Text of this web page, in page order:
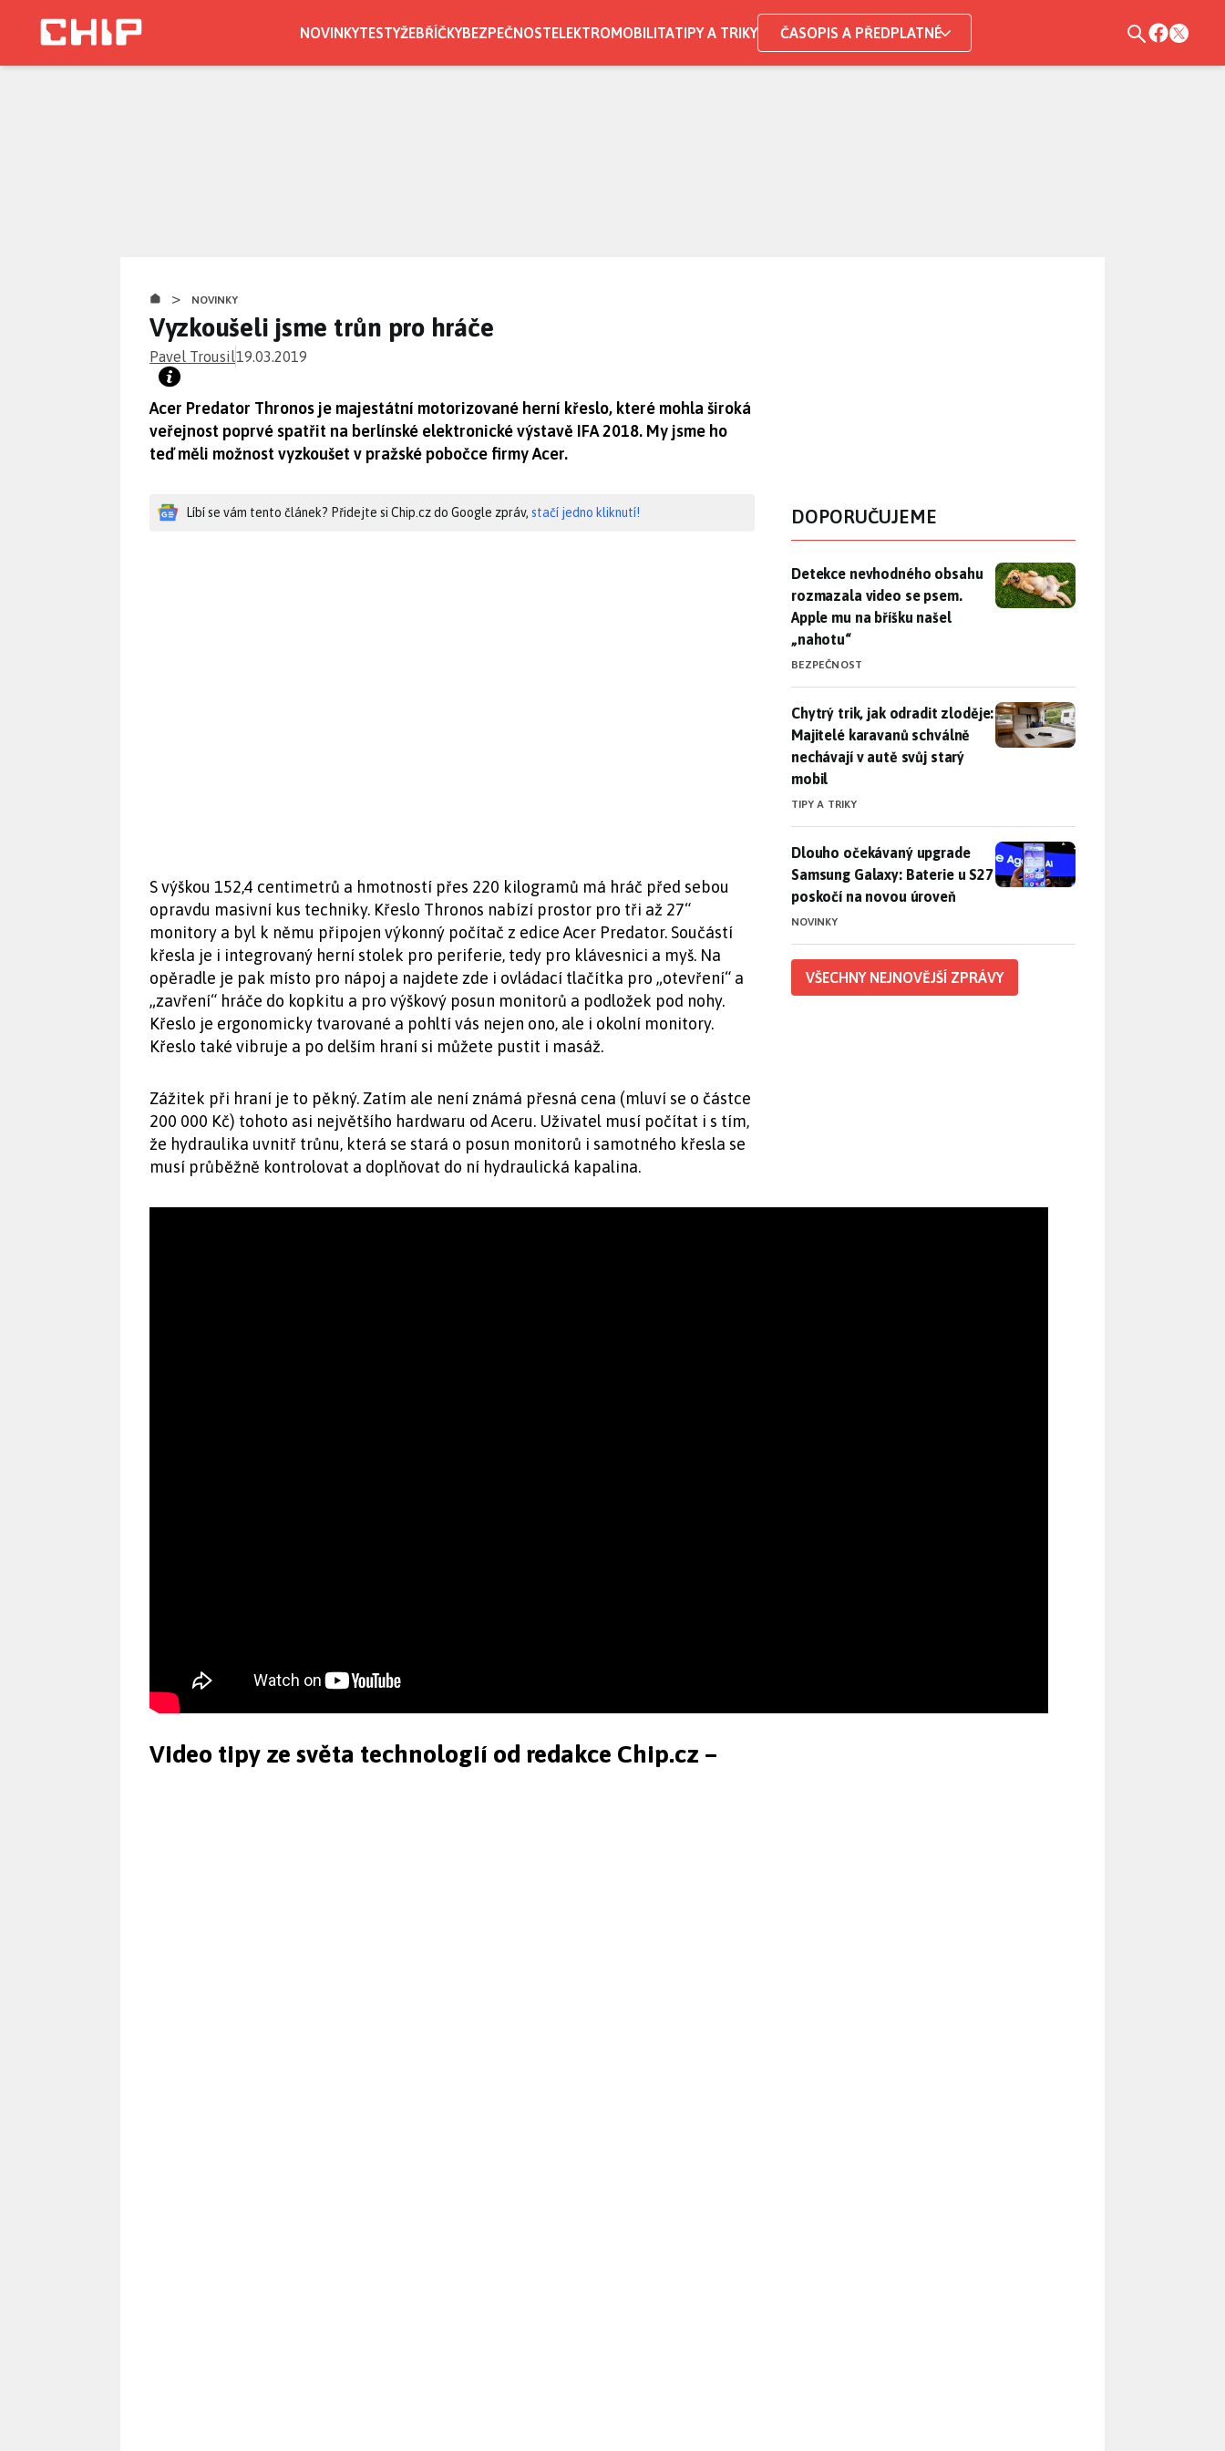
NOVINKYTESTYŽEBŘÍČKYBEZPEČNOSTELEKTROMOBILITATIPY A TRIKY ČASOPIS A PŘEDPLATNÉ
> NOVINKY
Vyzkoušeli jsme trůn pro hráče
Pavel Trousil19.03.2019
Acer Predator Thronos je majestátní motorizované herní křeslo, které mohla široká
veřejnost poprvé spatřit na berlínské elektronické výstavě IFA 2018. My jsme ho
teď měli možnost vyzkoušet v pražské pobočce firmy Acer.
Líbí se vám tento článek? Přidejte si Chip.cz do Google zpráv, stačí jedno kliknutí!
S výškou 152,4 centimetrů a hmotností přes 220 kilogramů má hráč před sebou
opravdu masivní kus techniky. Křeslo Thronos nabízí prostor pro tři až 27“
monitory a byl k němu připojen výkonný počítač z edice Acer Predator. Součástí
křesla je i integrovaný herní stolek pro periferie, tedy pro klávesnici a myš. Na
opěradle je pak místo pro nápoj a najdete zde i ovládací tlačítka pro „otevření“ a
„zavření“ hráče do kopkitu a pro výškový posun monitorů a podložek pod nohy.
Křeslo je ergonomicky tvarované a pohltí vás nejen ono, ale i okolní monitory.
Křeslo také vibruje a po delším hraní si můžete pustit i masáž.
Zážitek při hraní je to pěkný. Zatím ale není známá přesná cena (mluví se o částce
200 000 Kč) tohoto asi největšího hardwaru od Aceru. Uživatel musí počítat i s tím,
že hydraulika uvnitř trůnu, která se stará o posun monitorů i samotného křesla se
musí průběžně kontrolovat a doplňovat do ní hydraulická kapalina.
Video tipy ze světa technologií od redakce Chip.cz –
DOPORUČUJEME
Detekce nevhodného obsahu rozmazala video se psem. Apple mu
Detekce nevhodného obsahu
rozmazala video se psem.
Apple mu na bříšku našel
„nahotu“
BEZPEČNOST
Chytrý trik, jak odradit zloděje: Majitelé karavanů schválně
Chytrý trik, jak odradit zloděje:
Majitelé karavanů schválně
nechávají v autě svůj starý
mobil
TIPY A TRIKY
Dlouho očekávaný upgrade Samsung Galaxy: Baterie u S27
Dlouho očekávaný upgrade
Samsung Galaxy: Baterie u S27
poskočí na novou úroveň
NOVINKY
VŠECHNY NEJNOVĚJŠÍ ZPRÁVY